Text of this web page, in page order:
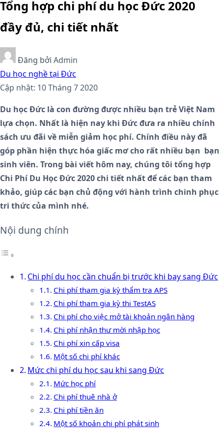
Tổng hợp chi phí du học Đức 2020
đầy đủ, chi tiết nhất
Đăng bởi Admin
Du học nghề tại Đức
Cập nhật: 10 Tháng 7 2020
Du học Đức là con đường được nhiều bạn trẻ Việt Nam
lựa chọn. Nhất là hiện nay khi Đức đưa ra nhiều chính
sách ưu đãi về miễn giảm học phí. Chính điều này đã
góp phần hiện thực hóa giấc mơ cho rất nhiều bạn bạn
sinh viên. Trong bài viết hôm nay, chúng tôi tổng hợp
Chi Phí Du Học Đức 2020 chi tiết nhất để các bạn tham
khảo, giúp các bạn chủ động với hành trình chinh phục
tri thức của mình nhé.
Nội dung chính
Chi phí du học cần chuẩn bị trước khi bay sang Đức
Chi phí tham gia kỳ thẩm tra APS
Chi phí tham gia kỳ thi TestAS
Chi phí cho việc mở tài khoản ngân hàng
Chi phí nhận thư mời nhập học
Chi phí xin cấp visa
Một số chi phí khác
Mức chi phí du học sau khi sang Đức
Mức học phí
Chi phí thuê nhà ở
Chi phí tiền ăn
Một số khoản chi phí phát sinh